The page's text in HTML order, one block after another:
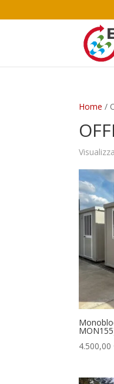
Home /
4.500,00